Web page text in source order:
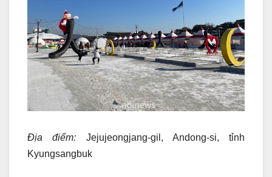
Địa điểm: Jejujeongjang-gil, Andong-si, tỉnh
Kyungsangbuk